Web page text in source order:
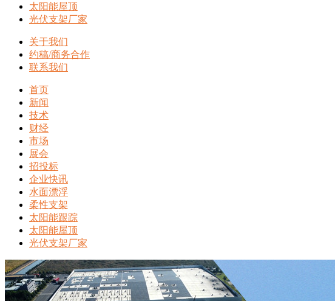
太阳能屋顶
光伏支架厂家
关于我们
约稿/商务合作
联系我们
首页
新闻
技术
财经
市场
展会
招投标
企业快讯
水面漂浮
柔性支架
太阳能跟踪
太阳能屋顶
光伏支架厂家